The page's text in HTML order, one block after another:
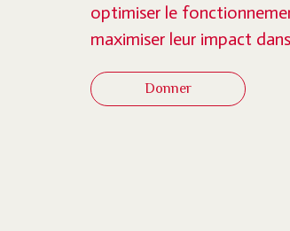
optimiser le
maximiser leur impact
Donner